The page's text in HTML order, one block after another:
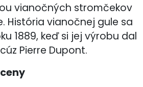
vianočných stromčekov
História vianočnej gule sa
1889, keď si jej výrobu dal
Pierre Dupont.